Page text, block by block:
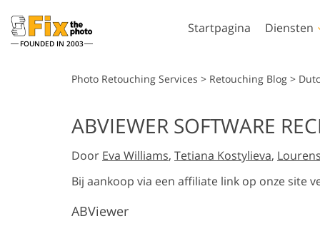
FOUNDED IN 2003
Startpagina Diensten
Lightroom
Lightroom-
voorinstellingen
LR-vooraf ingestelde
collecties
Voorinstellingen voor
Mobiele voorinstellingen
Photoshop-
Photoshop-
Photoshop-
Photoshop-
Photo Retouching Services > Retouching Blog >
ABVIEWER SOFTWARE
Door Eva Williams, Tetiana Kostylieva,
Bij aankoop via een affiliate link op onze site
ABViewer